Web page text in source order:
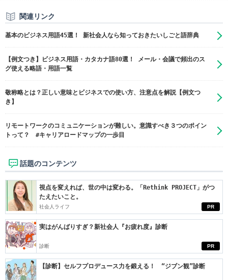
関連リンク
基本のビジネス用語45選！ 新社会人なら知っておきたいしごと語辞典
【例文つき】ビジネス用語・カタカナ語80選！ メール・会議で頻出のス
グ使える略語・用語一覧
敬称略とは？正しい意味とビジネスでの使い方、注意点を解説【例文つ
き】
リモートワークのコミュニケーションが難しい。意識すべき３つのポイン
トって？ #キャリアロードマップの一歩目
話題のコンテンツ
PR
視点を変えれば、世の中は変わる。「Rethink PROJECT」がつ
たえたいこと。
社会人ライフ
PR
実はがんばりすぎ？新社会人『お疲れ度』診断
診断
【診断】セルフプロデュース力を鍛える！ “ジブン観”診断